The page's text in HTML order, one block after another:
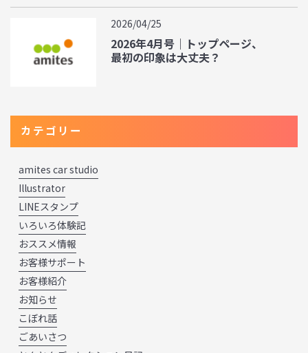
2026/04/25
2026年4月号｜トップページ、
最初の印象は大丈夫？
カテゴリー
amites car studio
Illustrator
LINEスタンプ
いろいろ体験記
おススメ情報
お客様サポート
お客様紹介
お知らせ
こぼれ話
ごあいさつ